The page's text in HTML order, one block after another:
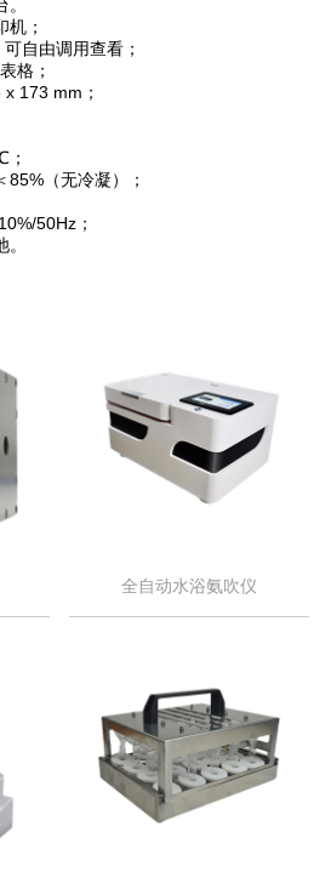
；
自由调用查看；
格；
173 mm；
（无冷凝）；
50Hz；
全自动水浴氨吹仪